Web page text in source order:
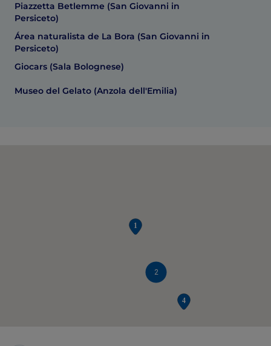
Piazzetta Betlemme (San Giovanni in
Persiceto)
Área naturalista de La Bora (San Giovanni in
Persiceto)
Giocars (Sala Bolognese)
Museo del Gelato (Anzola dell'Emilia)
2